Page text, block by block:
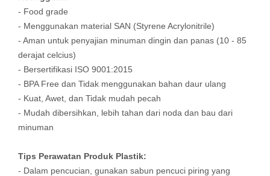
- Food grade
- Menggunakan material SAN (Styrene Acrylonitrile)
- Aman untuk penyajian minuman dingin dan panas (10 - 85
derajat celcius)
- Bersertifikasi ISO 9001:2015
- BPA Free dan Tidak menggunakan bahan daur ulang
- Kuat, Awet, dan Tidak mudah pecah
- Mudah dibersihkan, lebih tahan dari noda dan bau dari
minuman
Tips Perawatan Produk Plastik:
- Dalam pencucian, gunakan sabun pencuci piring yang